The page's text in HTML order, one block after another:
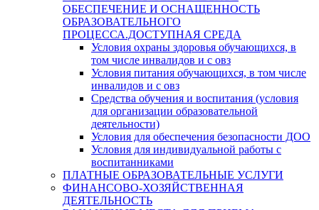
ОБЕСПЕЧЕНИЕ И ОСНАЩЕННОСТЬ
ОБРАЗОВАТЕЛЬНОГО
ПРОЦЕССА.ДОСТУПНАЯ СРЕДА
Условия охраны здоровья обучающихся, в
том числе инвалидов и с овз
Условия питания обучающихся, в том числе
инвалидов и с овз
Средства обучения и воспитания (условия
для организации образовательной
деятельности)
Условия для обеспечения безопасности ДОО
Условия для индивидуальной работы с
воспитанниками
ПЛАТНЫЕ ОБРАЗОВАТЕЛЬНЫЕ УСЛУГИ
ФИНАНСОВО-ХОЗЯЙСТВЕННАЯ
ДЕЯТЕЛЬНОСТЬ